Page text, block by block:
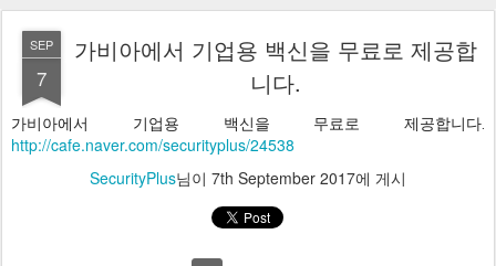
SEP
7
가비아에서 기업용 백신을 무료로 제공합
니다.
http://cafe.naver.com/securityplus/24538
SecurityPlus님이 7th September 2017에 게시